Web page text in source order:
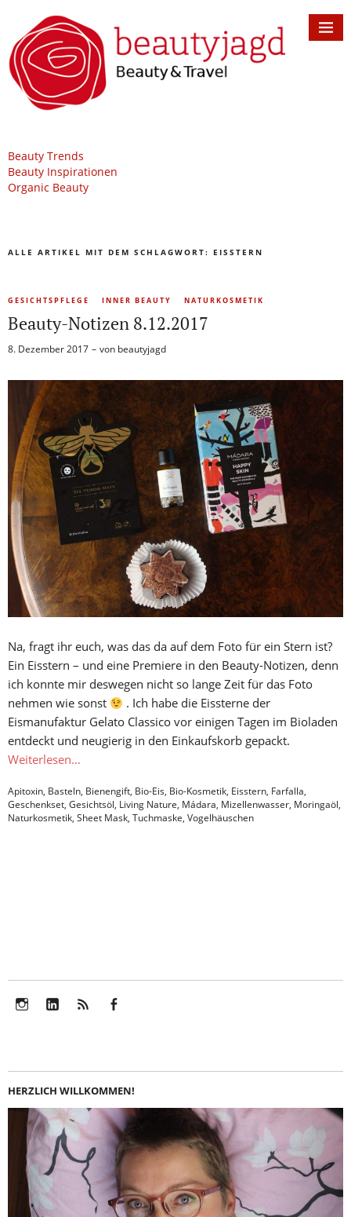
Beauty Trends
Beauty Inspirationen
Organic Beauty
ALLE ARTIKEL MIT DEM SCHLAGWORT: EISSTERN
GESICHTSPFLEGE INNER BEAUTY NATURKOSMETIK
Beauty-Notizen 8.12.2017
8. Dezember 2017 von beautyjagd
Na, fragt ihr euch, was das da auf dem Foto für ein Stern ist?
Ein Eisstern – und eine Premiere in den Beauty-Notizen, denn
ich konnte mir deswegen nicht so lange Zeit für das Foto
nehmen wie sonst
. Ich habe die Eissterne der
Eismanufaktur Gelato Classico vor einigen Tagen im Bioladen
entdeckt und neugierig in den Einkaufskorb gepackt.
Weiterlesen…
Apitoxin, Basteln, Bienengift, Bio-Eis, Bio-Kosmetik, Eisstern, Farfalla,
Geschenkset, Gesichtsöl, Living Nature, Mádara, Mizellenwasser, Moringaöl,
Naturkosmetik, Sheet Mask, Tuchmaske, Vogelhäuschen
HERZLICH WILLKOMMEN!